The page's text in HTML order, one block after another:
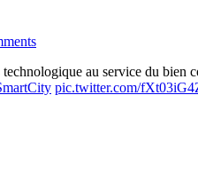
au service du bien
pic.twitter.com/